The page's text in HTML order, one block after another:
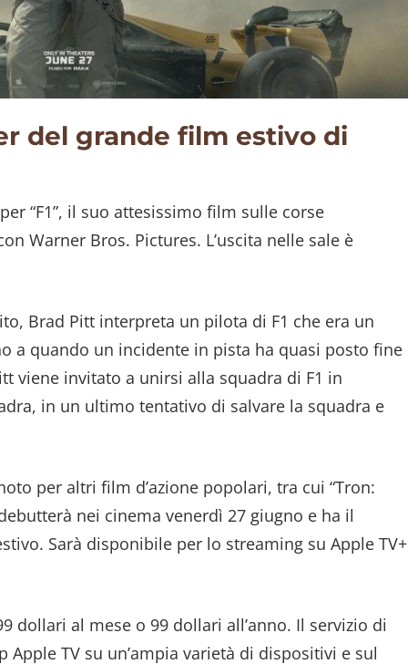
del grande film estivo di
“F1”, il suo attesissimo film sulle corse
Warner Bros. Pictures. L’uscita nelle sale è
Brad Pitt interpreta un pilota di F1 che era un
a quando un incidente in pista ha quasi posto fine
viene invitato a unirsi alla squadra di F1 in
in un ultimo tentativo di salvare la squadra e
per altri film d’azione popolari, tra cui “Tron:
debutterà nei cinema venerdì 27 giugno e ha il
Sarà disponibile per lo streaming su Apple TV+
dollari al mese o 99 dollari all’anno. Il servizio di
TV su un’ampia varietà di dispositivi e sul